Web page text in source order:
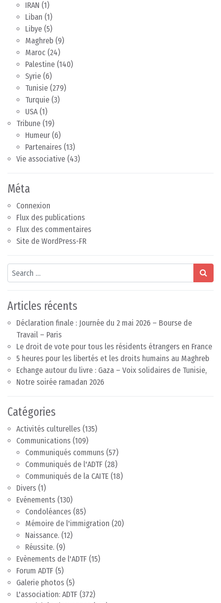
IRAN (1)
Liban (1)
Libye (5)
Maghreb (9)
Maroc (24)
Palestine (140)
Syrie (6)
Tunisie (279)
Turquie (3)
USA(1)
Tribune (19)
Humeur (6)
Partenaires (13)
Vie associative (43)
Méta
Connexion
Flux des publications
Flux des commentaires
Site de WordPress-FR
Search
Articles récents
Déclaration finale : Journée du 2 mai 2026 – Bourse de
Travail – Paris
Le droit de vote pour tous les résidents étrangers en France
5 heures pour les libertés et les droits humains au Maghreb
Echange autour du livre : Gaza – Voix solidaires de Tunisie,
Notre soirée ramadan 2026
Catégories
Activités culturelles (135)
Communications (109)
Communiqués communs (57)
Communiqués de l'ADTF (28)
Communiqués de la CAITE (18)
Divers (1)
Evénements (130)
Condoléances (85)
Mémoire de l'immigration (20)
Naissance. (12)
Réussite. (9)
Evènements de l'ADTF (15)
Forum ADTF (5)
Galerie photos (5)
L'association: ADTF (372)